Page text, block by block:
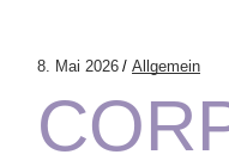
8. Mai 2026 Allgemein